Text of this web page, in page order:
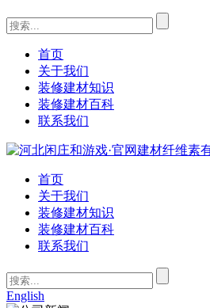
首页
关于我们
装修建材知识
装修建材百科
联系我们
首页
关于我们
装修建材知识
装修建材百科
联系我们
English